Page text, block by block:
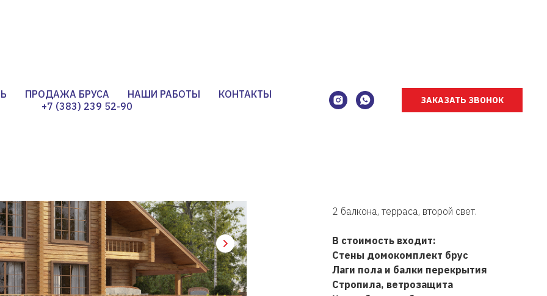
ПРОДАЖА БРУСА НАШИ РАБОТЫ
КОНТАКТЫ
+7 (383) 239 52-90
ЗАКАЗАТЬ ЗВОНОК
13,9 х19,5
2 балкона, терраса, второй свет.
В стоимость входит:
Стены домокомплект брус
Лаги пола и балки перекрытия
Стропила, ветрозащита